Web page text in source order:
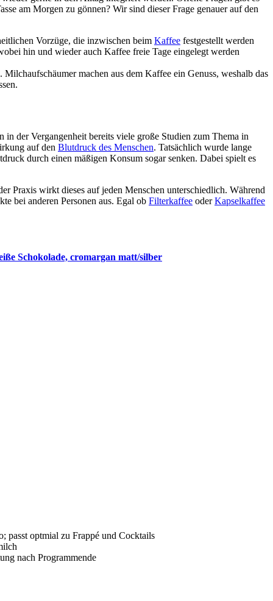
am Morgen zu gönnen? Wir sind dieser Frage genauer auf den
Vorzüge, die inzwischen beim Kaffee festgestellt werden
hin und wieder auch Kaffee freie Tage eingelegt werden
. Milchaufschäumer machen aus dem Kaffee ein Genuss, weshalb das
der Vergangenheit bereits viele große Studien zum Thema in
auf den Blutdruck des Menschen. Tatsächlich wurde lange
durch einen mäßigen Konsum sogar senken. Dabei spielt es
Praxis wirkt dieses auf jeden Menschen unterschiedlich. Während
bei anderen Personen aus. Egal ob Filterkaffee oderKapselkaffee
Schokolade, cromargan matt/silber
passt optmial zu Frappé und Cocktails
nach Programmende